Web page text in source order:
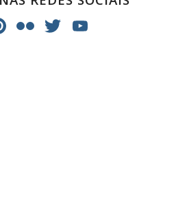
Pinterest
FlickrTwitter